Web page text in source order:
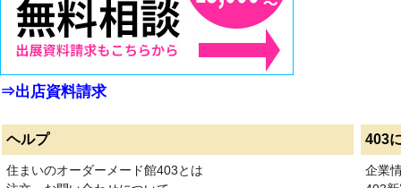
⇒出店資料請求
ヘルプ 403
住まいのオーダーメード館403とは
企業